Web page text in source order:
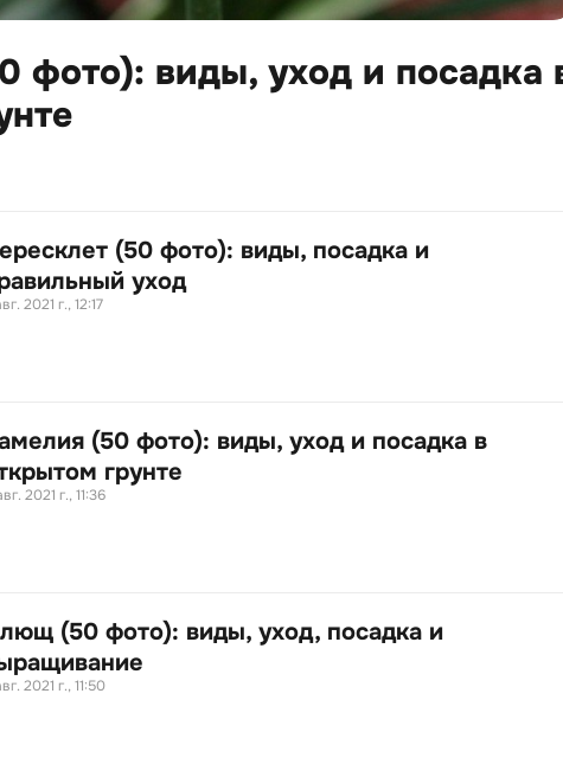
фото): виды, уход и посадка
(50 фото): виды, посадка и
уход
2021 г., 12:17
(50 фото): виды, уход и посадка в
грунте
2021 г., 11:36
(50 фото): виды, уход, посадка и
2021 г., 11:50